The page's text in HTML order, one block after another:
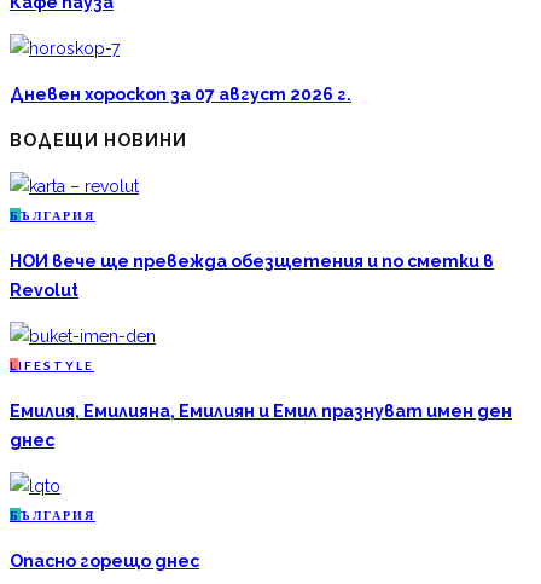
Дневен хороскоп за 07 август 2026 г.
ВОДЕЩИ НОВИНИ
Б ЪЛГАРИЯ
НОИ вече ще превежда обезщетения и по сметки в
Revolut
L IFESTYLE
Емилия, Емилияна, Емилиян и Емил празнуват имен ден
днес
Б ЪЛГАРИЯ
Опасно горещо днес